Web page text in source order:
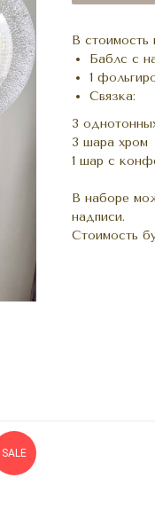
В стоимость
Баблс с
1
Связка:
3
3 шара хром
1 шар с
В наборе
надписи.
Стоимость
SALE